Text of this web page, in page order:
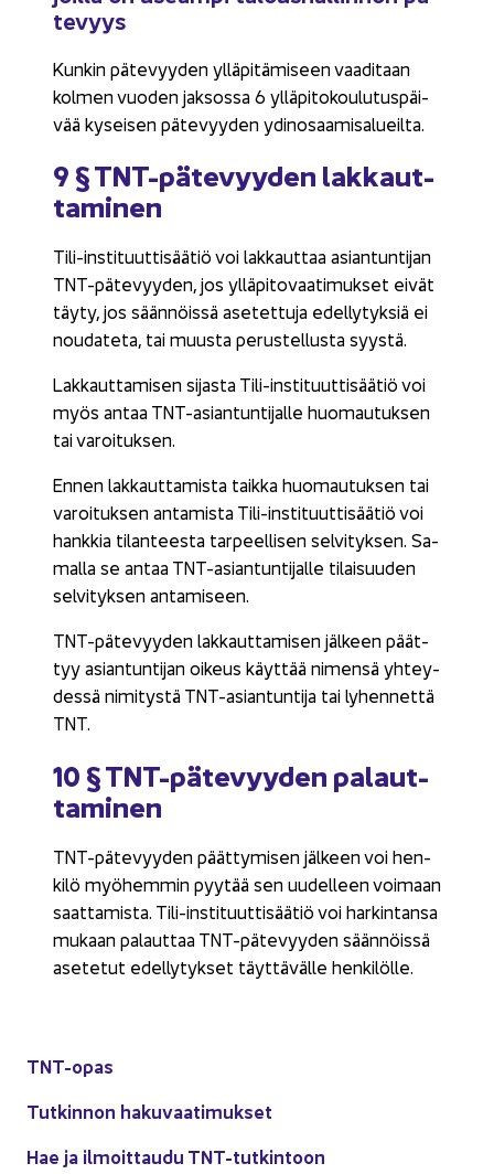
TNT-​opas
Tut­kin­non ha­ku­vaa­ti­muk­set
Hae ja il­moit­tau­du TNT-​tutkintoon
te­vyys
Kun­kin pä­te­vyy­den yl­lä­pi­tä­mi­seen vaa­di­taan
kol­men vuo­den jak­sos­sa 6 yl­lä­pi­to­kou­lu­tus­päi­
vää ky­sei­sen pä­te­vyy­den ydin­osaa­mi­sa­lueil­ta.
9 § TNT-​pätevyyden lak­kaut­
ta­mi­nen
Tili-​instituuttisäätiö voi lak­kaut­taa asian­tun­ti­jan
TNT-​pätevyyden, jos yl­lä­pi­to­vaa­ti­muk­set eivät
täyty, jos sään­nöis­sä ase­tet­tu­ja edel­ly­tyk­siä ei
nou­da­te­ta, tai muus­ta pe­rus­tel­lus­ta syys­tä.
Lak­kaut­ta­mi­sen si­jas­ta Tili-​instituuttisäätiö voi
myös antaa TNT-​asiantuntijalle huo­mau­tuk­sen
tai va­roi­tuk­sen.
Ennen lak­kaut­ta­mis­ta taik­ka huo­mau­tuk­sen tai
va­roi­tuk­sen an­ta­mis­ta Tili-​instituuttisäätiö voi
hank­kia ti­lan­tees­ta tar­peel­li­sen sel­vi­tyk­sen. Sa­
mal­la se antaa TNT-​asiantuntijalle ti­lai­suu­den
sel­vi­tyk­sen an­ta­mi­seen.
TNT-​pätevyyden lak­kaut­ta­mi­sen jäl­keen päät­
tyy asian­tun­ti­jan oi­keus käyt­tää ni­men­sä yh­tey­
des­sä ni­mi­tys­tä TNT-​asiantuntija tai ly­hen­net­tä
TNT.
10 § TNT-​pätevyyden pa­laut­
ta­mi­nen
TNT-​pätevyyden päät­ty­mi­sen jäl­keen voi hen­
ki­lö myö­hem­min pyy­tää sen uu­del­leen voi­maan
saat­ta­mis­ta. Tili-​instituuttisäätiö voi har­kin­tan­sa
mu­kaan pa­laut­taa TNT-​pätevyyden sään­nöis­sä
ase­te­tut edel­ly­tyk­set täyt­tä­väl­le hen­ki­löl­le.